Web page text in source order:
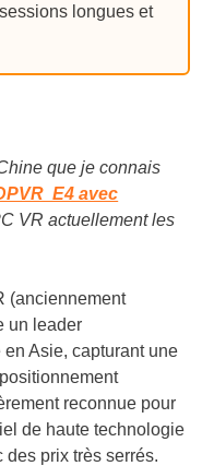
longues et
que je connais
E4 avec
VR actuellement les
(anciennement
un leader
Asie, capturant une
reconnue pour
de haute technologie
des prix très serrés.